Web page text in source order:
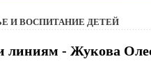
И ВОСПИТАНИЕ ДЕТЕЙ
линиям - Жукова